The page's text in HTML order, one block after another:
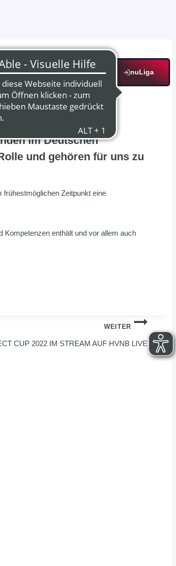
nuLiga
im
im Deutschen
und gehören für uns zu
Zeitpunkt eine
Kompetenzen enthält und vor allem auch
WEITER
CUP 2022 IM STREAM AUF HVNB LIVE